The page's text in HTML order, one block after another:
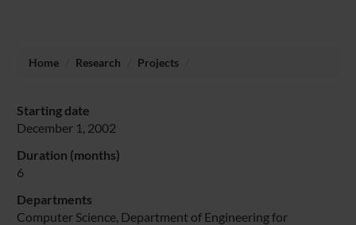
Home Research Projects
Starting date
December 1, 2002
Duration (months)
6
Departments
Computer Science, Department of Engineering for